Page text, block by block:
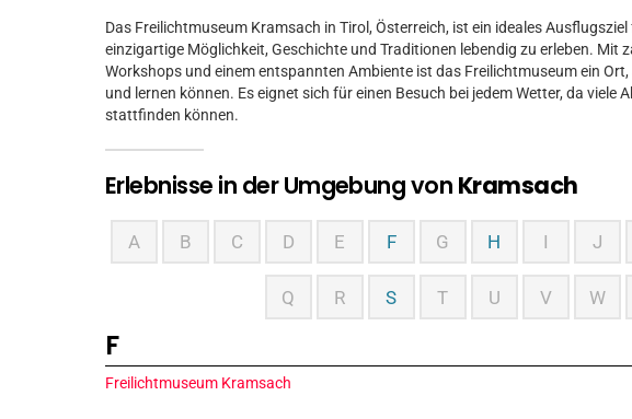
Das Freilichtmuseum Kramsach in Tirol, Österreich, ist ein ideales
einzigartige Möglichkeit, Geschichte und Traditionen lebendig zu erleben. Mit
Workshops und einem entspannten Ambiente ist das Freilichtmuseum ein
und lernen können. Es eignet sich für einen Besuch bei jedem Wetter, da
stattfinden können.
Erlebnisse in der Umgebung von Kramsach
A B C D E F G H I J
Q R S T U V W
F
Freilichtmuseum Kramsach